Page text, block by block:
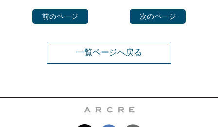
前のページ 次のページ
一覧ページへ戻る